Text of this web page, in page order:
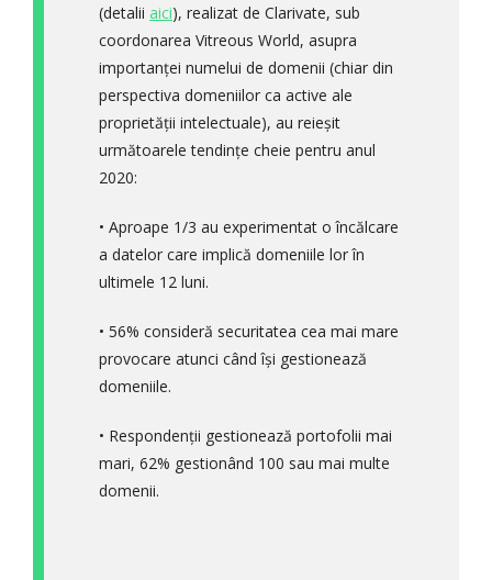
(detalii aici), realizat de Clarivate, sub
coordonarea Vitreous World, asupra
importanței numelui de domenii (chiar din
perspectiva domeniilor ca active ale
proprietății intelectuale), au reieșit
următoarele tendințe cheie pentru anul
2020:
• Aproape 1/3 au experimentat o încălcare
a datelor care implică domeniile lor în
ultimele 12 luni.
• 56% consideră securitatea cea mai mare
provocare atunci când își gestionează
domeniile.
• Respondenții gestionează portofolii mai
mari, 62% gestionând 100 sau mai multe
domenii.